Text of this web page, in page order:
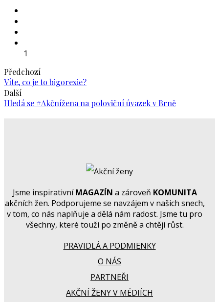
1
Předchozí
Víte, co je to bigorexie?
Další
Hledá se #Akčnížena na poloviční úvazek v Brně
Jsme inspirativníMAGAZÍN a zároveň KOMUNITA
akčních žen. Podporujeme se navzájem v našich snech,
v tom, co nás naplňuje a dělá nám radost. Jsme tu pro
všechny, které touží po změně a chtějí růst.
PRAVIDLÁ A PODMIENKY
O NÁS
PARTNEŘI
AKČNÍ ŽENY V MÉDIÍCH